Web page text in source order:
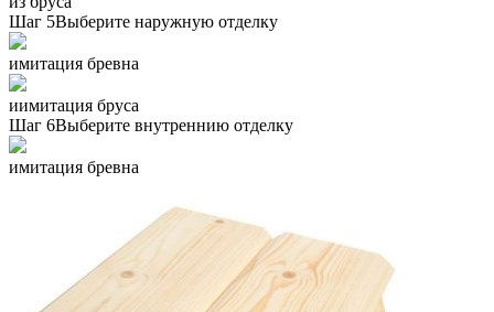
Шаг 5Выберите наружную отделку
имитация бревна
иимитация бруса
Шаг 6Выберите внутреннию отделку
имитация бревна